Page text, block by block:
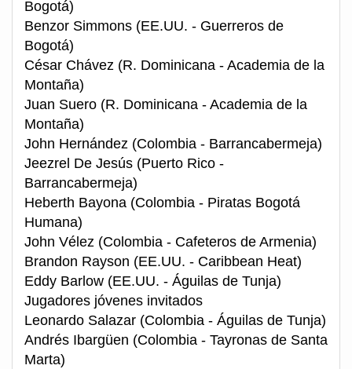
Bogotá)
Benzor Simmons (EE.UU. - Guerreros de
Bogotá)
César Chávez (R. Dominicana - Academia de la
Montaña)
Juan Suero (R. Dominicana - Academia de la
Montaña)
John Hernández (Colombia - Barrancabermeja)
Jeezrel De Jesús (Puerto Rico -
Barrancabermeja)
Heberth Bayona (Colombia - Piratas Bogotá
Humana)
John Vélez (Colombia - Cafeteros de Armenia)
Brandon Rayson (EE.UU. - Caribbean Heat)
Eddy Barlow (EE.UU. - Águilas de Tunja)
Jugadores jóvenes invitados
Leonardo Salazar (Colombia - Águilas de Tunja)
Andrés Ibargüen (Colombia - Tayronas de Santa
Marta)